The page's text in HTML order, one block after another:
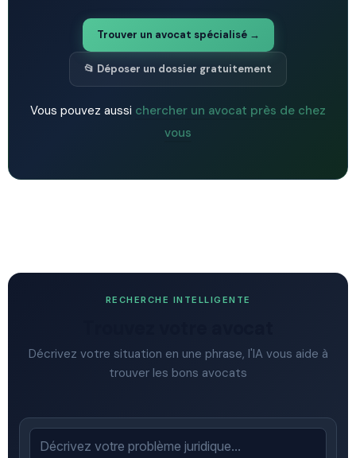
Trouver un avocat spécialisé →
📂 Déposer un dossier gratuitement
Vous pouvez aussi chercher un avocat près de chez
vous
RECHERCHE INTELLIGENTE
Décrivez votre situation en une phrase, l'IA vous aide à
trouver les bons avocats